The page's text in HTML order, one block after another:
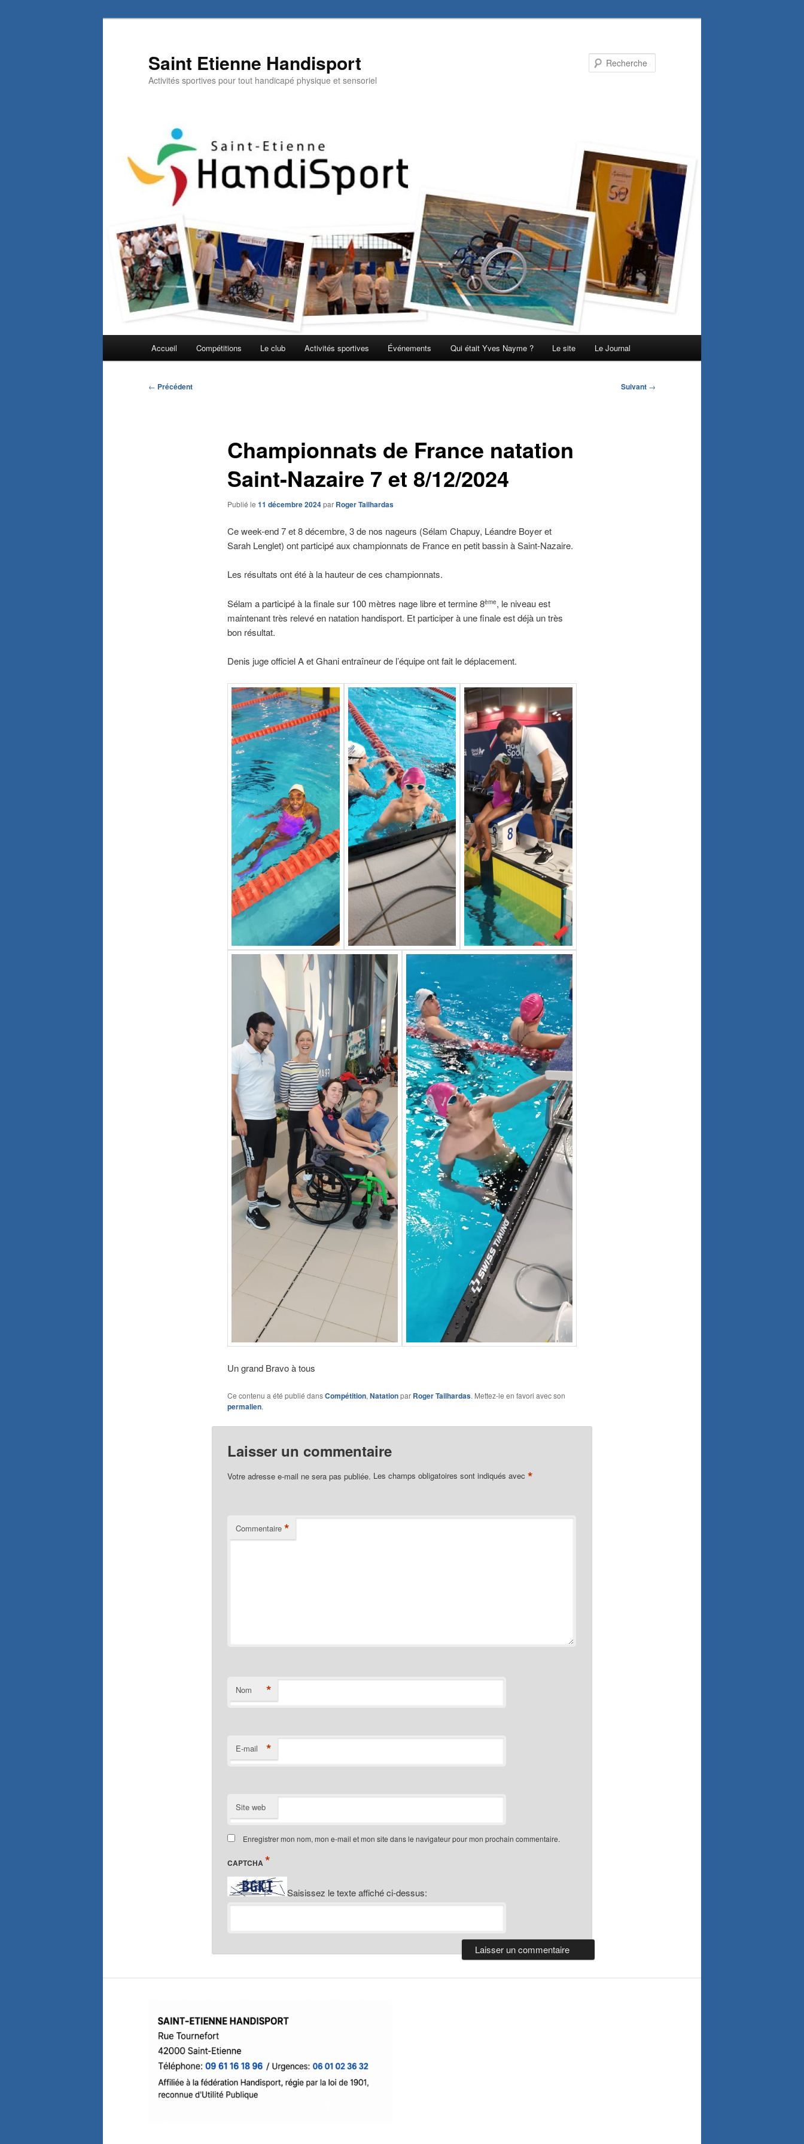
Saint Etienne Handisport
Activités sportives pour tout handicapé physique et sensoriel
Accueil Compétitions Le club Activités sportives Événements Qui était Yves Nayme ? Le site Le Journal
Navigation
← Précédent Suivant →
Championnats de France natation
Saint-Nazaire 7 et 8/12/2024
Publié le 11 décembre 2024par Roger Tailhardas
Ce week-end 7 et 8 décembre, 3 de nos nageurs (Sélam Chapuy, Léandre Boyer et
Sarah Lenglet) ont participé aux championnats de France en petit bassin à Saint-Nazaire.
Les résultats ont été à la hauteur de ces championnats.
Sélam a participé à la finale sur 100 mètres nage libre et termine 8ème, le niveau est
maintenant très relevé en natation handisport. Et participer à une finale est déjà un très
bon résultat.
Denis juge officiel A et Ghani entraîneur de l’équipe ont fait le déplacement.
Un grand Bravo à tous
Ce contenu a été publié dansCompétition, Natationpar Roger Tailhardas. Mettez-le en favori avec son
permalien.
Laisser un commentaire
Votre adresse e-mail ne sera pas publiée. Les champs obligatoires sont indiqués avec *
Commentaire *
Nom *
E-mail *
Site web
Enregistrer mon nom, mon e-mail et mon site dans le navigateur pour mon prochain commentaire.
CAPTCHA *
Saisissez le texte affiché ci-dessus: